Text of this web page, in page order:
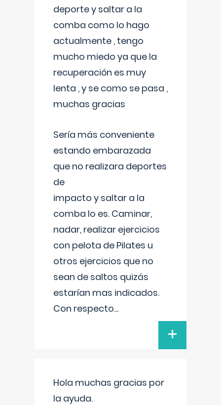
deporte y saltar a la
comba como lo hago
actualmente , tengo
mucho miedo ya que la
recuperación es muy
lenta , y se como se pasa ,
muchas gracias
Sería más conveniente
estando embarazada
que no realizara deportes
de
impacto y saltar a la
comba lo es. Caminar,
nadar, realizar ejercicios
con pelota de Pilates u
otros ejercicios que no
sean de saltos quizás
estarían mas indicados.
Con respecto...
+
Hola muchas gracias por
la ayuda.